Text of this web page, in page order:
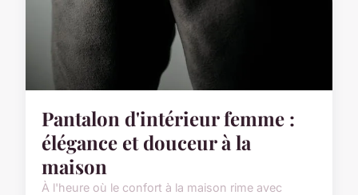
Pantalon d'intérieur femme :
élégance et douceur à la
maison
À l'heure où le confort à la maison rime avec